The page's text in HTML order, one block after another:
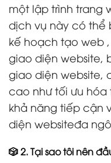
một lập trình trang
dịch vụ này có thể
kế hoạch tạo web
giao diện website,
giao diện website,
cao như tối ưu hóa
khả năng tiếp cận
diện websiteđa
🎲 2. Tại sao tôi nên